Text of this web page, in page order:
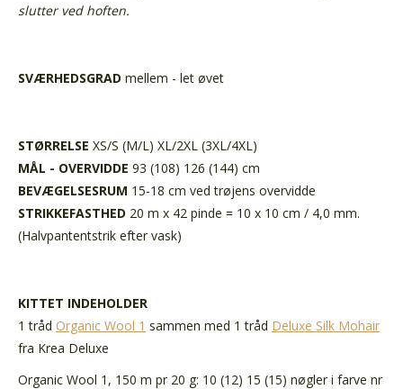
slutter ved hoften.
SVÆRHEDSGRAD mellem - let øvet
STØRRELSE XS/S (M/L) XL/2XL (3XL/4XL)
MÅL - OVERVIDDE 93 (108) 126 (144) cm
BEVÆGELSESRUM 15-18 cm ved trøjens overvidde
STRIKKEFASTHED 20 m x 42 pinde = 10 x 10 cm / 4,0 mm.
(Halvpantentstrik efter vask)
KITTET INDEHOLDER
1 tråd Organic Wool 1 sammen med 1 tråd Deluxe Silk Mohair
fra Krea Deluxe
Organic Wool 1, 150 m pr 20 g: 10 (12) 15 (15) nøgler i farve nr